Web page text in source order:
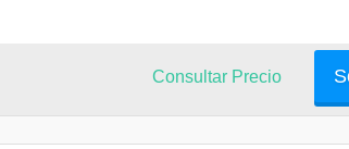
Consultar Precio